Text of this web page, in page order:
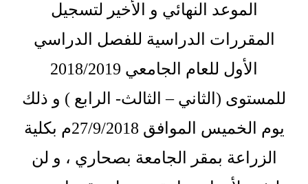
الموعد النهائي و الأخير لتسجيل
المقررات الدراسية للفصل الدراسي
الأول للعام الجامعي 2018/2019
للمستوى (الثاني – الثالث- الرابع ) و ذلك
يوم الخميس الموافق 27/9/2018م بكلية
الزراعة بمقر الجامعة بصحاري ، و لن